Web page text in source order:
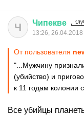
Ч Чипекве
13:26, 26.04.2018
От пользователя
"...Мужчину
(убийство) и
к 11 годам колонии
Все убийцы